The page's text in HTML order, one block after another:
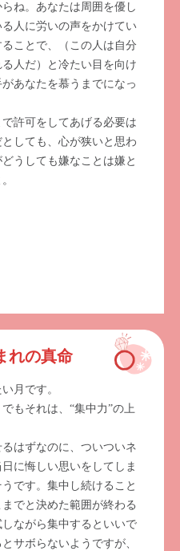
ね。あなたは周囲を優し
人に労いの声をかけてい
ことで、（この人は自分
人だ）と冷たい目を向け
あなたを慕うまでになっ
許可をしてあげる必要は
しても、心が狭いと思わ
うしても嫌なことは嫌と
れの真命
月です。
もそれは、“集中力”の上
はずなのに、ついついネ
に悔しい思いをしてしま
です。集中し続けること
でと決めた範囲が終わる
ながら集中するといいで
サボらないようですが、